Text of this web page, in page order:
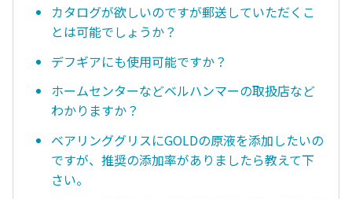
カタログが欲しいのですが郵送していただくこ
とは可能でしょうか？
デフギアにも使用可能ですか？
ホームセンターなどベルハンマーの取扱店など
わかりますか？
ベアリンググリスにGOLDの原液を添加したいの
ですが、推奨の添加率がありましたら教えて下
さい。